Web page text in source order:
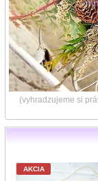
(vyhradzujeme si
AKCIA